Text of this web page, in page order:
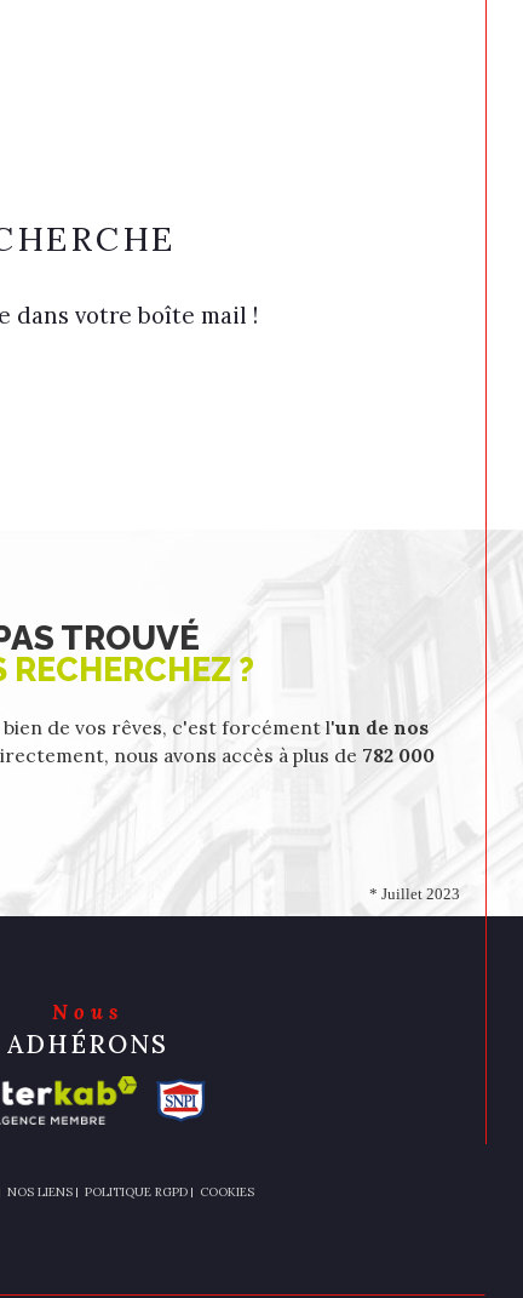
dans votre boîte mail !
TROUVÉ
?
bien de vos rêves, c'est forcément l'un de nos
nous avons accès à plus de 782 000
* Juillet 2023
Nous
ADHÉRONS
NOS LIENS POLITIQUE RGPD COOKIES